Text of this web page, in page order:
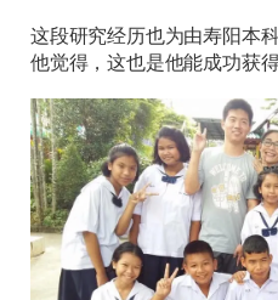
这段研究经历也为由寿阳本
他觉得，这也是他能成功获